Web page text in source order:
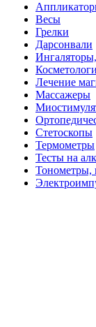
Весы
Грелки
Дарсонвали
Лечение
Массажеры
Стетоскопы
Термометры
Тесты на
Тонометры,